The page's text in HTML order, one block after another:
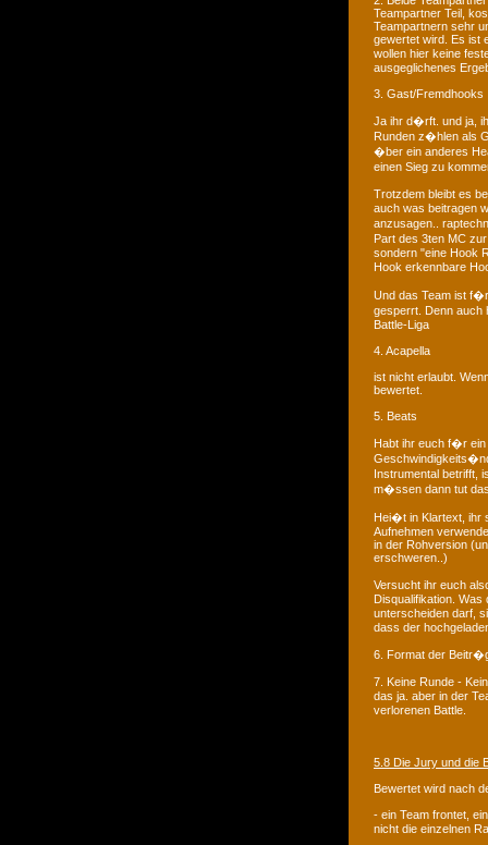
Teampartner Teil,
Teampartnern sehr
gewertet wird. Es ist
wollen hier keine
ausgeglichenes
3. Gast/Fremdhooks
Ja ihr d�rft. und ja,
Runden z�hlen als
�ber ein anderes
einen Sieg zu
Trotzdem bleibt es
auch was beitragen
anzusagen..
Part des 3ten MC
sondern "eine Hook
Hook erkennbare
Und das Team ist
gesperrt. Denn auch
Battle-Liga
4. Acapella
ist nicht erlaubt.
bewertet.
5. Beats
Habt ihr euch f�r
Instrumental betrifft,
m�ssen dann tut
Hei�t in Klartext, ihr
Aufnehmen
in der Rohversion
erschweren..)
Versucht ihr euch
Disqualifikation. Was
unterscheiden darf,
dass der
6. Format der
7. Keine Runde -
das ja. aber in der
verlorenen Battle.
5.8 Die Jury und die
Bewertet wird nach
- ein Team frontet,
nicht die einzelnen